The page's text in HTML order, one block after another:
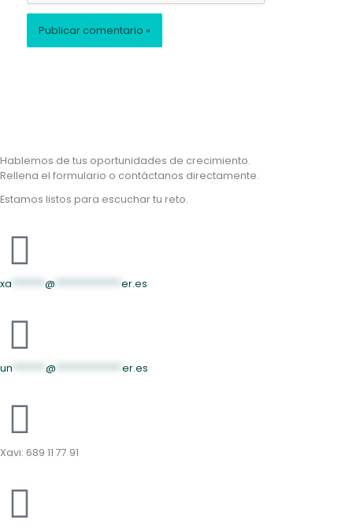
Hablemos de tus oportunidades de crecimiento.
Rellena el formulario o contáctanos directamente.
Estamos listos para escuchar tu reto.
xa @ er.es
un @ er.es
Xavi: 689 11 77 91